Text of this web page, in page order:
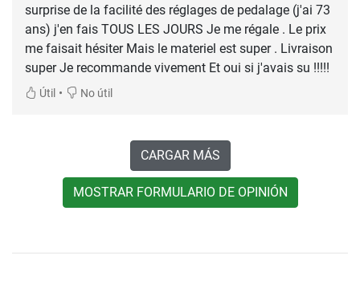
surprise de la facilité des réglages de pedalage (j'ai 73
ans) j'en fais TOUS LES JOURS Je me régale . Le prix
me faisait hésiter Mais le materiel est super . Livraison
super Je recommande vivement Et oui si j'avais su !!!!!
Útil • No útil
CARGAR MÁS
MOSTRAR FORMULARIO DE OPINIÓN